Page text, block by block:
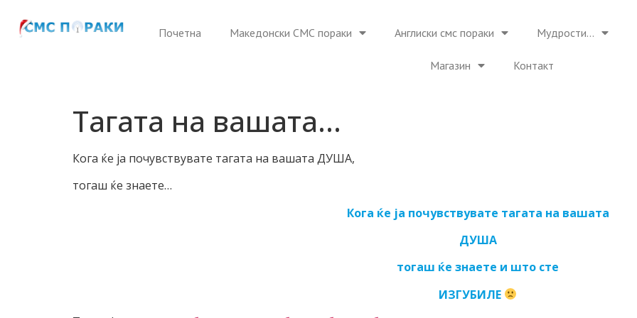
Почетна Македонски СМС пораки Англиски смс пораки Мудрости…
Магазин Контакт
Тагата на вашата…
Кога ќе ја почувствувате тагата на вашата ДУША,
тогаш ќе знаете…
Кога ќе ја почувствувате тагата на вашата
ДУША
тогаш ќе знаете и што сте
ИЗГУБИЛЕ